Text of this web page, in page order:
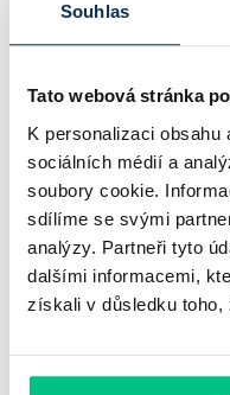
Souhlas
Tato webová stránka
K personalizaci
sociálních médií a
soubory cookie.
sdílíme se svými
analýzy. Partneři tyto
dalšími informacemi,
získali v důsledku toho,
UniCredit Bank
hypotéky,